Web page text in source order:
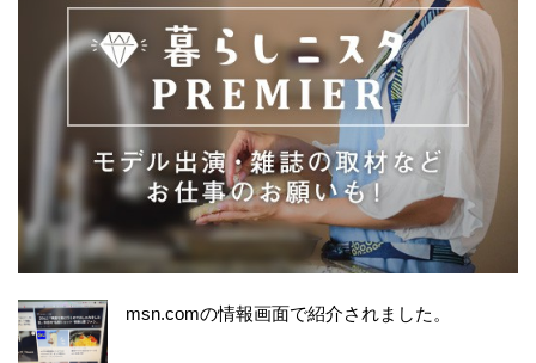
msn.comの情報画面で紹介されました。